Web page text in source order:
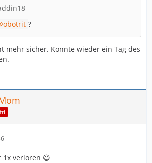
obotrit ?
mehr sicher. Könnte wieder ein Tag des
1x verloren 😃